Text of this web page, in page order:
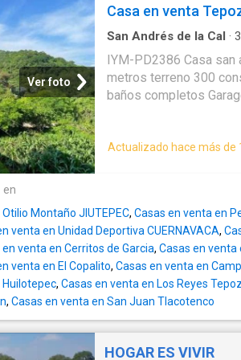
DERECHOS. Agenda tu
Toda la información y
cuáles deberán
no compromete
(expensas ABL)
Ver foto
Casa en venta
San Andrés de la Cal ·
IYM-PD2386 Casa
metros terreno 300
baños completos
Actualizado hace más de
en
Montaño JIUTEPEC, Casas en venta en
venta en Unidad Deportiva CUERNAVACA,
en venta en Cerritos de Garcia, Casas en
venta en El Copalito, Casas en venta en
Huilotepec, Casas en venta en Los Reyes
, Casas en venta en San Juan Tlacotenco
HOGAR ES VIVIR